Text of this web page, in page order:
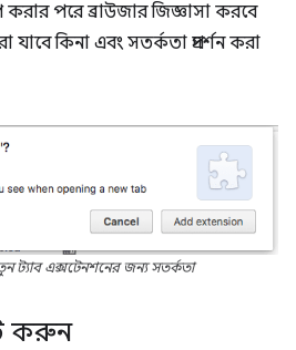
পরে ব্রাউজার জিজ্ঞাসা করবে
কিনা এবং সতর্কতা প্রদর্শন করা
ট্যাব এক্সটেনশনের জন্য সতর্কতা
করুন